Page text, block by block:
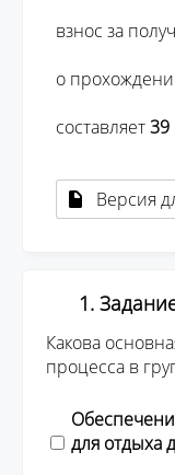
взнос за
о
составляет 39
Версия
1.
Какова
процесса в
для отдыха